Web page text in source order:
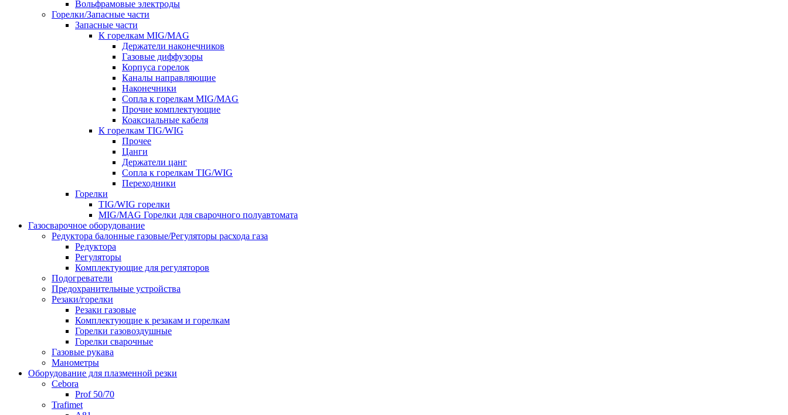
Вольфрамовые электроды
Горелки/Запасные части
Запасные части
К горелкам MIG/MAG
Держатели наконечников
Газовые диффузоры
Корпуса горелок
Каналы направляющие
Наконечники
Сопла к горелкам MIG/MAG
Прочие комплектующие
Коаксиальные кабеля
К горелкам TIG/WIG
Прочее
Цанги
Держатели цанг
Сопла к горелкам TIG/WIG
Переходники
Горелки
TIG/WIG горелки
MIG/MAG Горелки для сварочного полуавтомата
Газосварочное оборудование
Редуктора балонные газовые/Регуляторы расхода газа
Редуктора
Регуляторы
Комплектующие для регуляторов
Подогреватели
Предохранительные устройства
Резаки/горелки
Резаки газовые
Комплектующие к резакам и горелкам
Горелки газовоздушные
Горелки сварочные
Газовые рукава
Манометры
Оборудование для плазменной резки
Cebora
Prof 50/70
Trafimet